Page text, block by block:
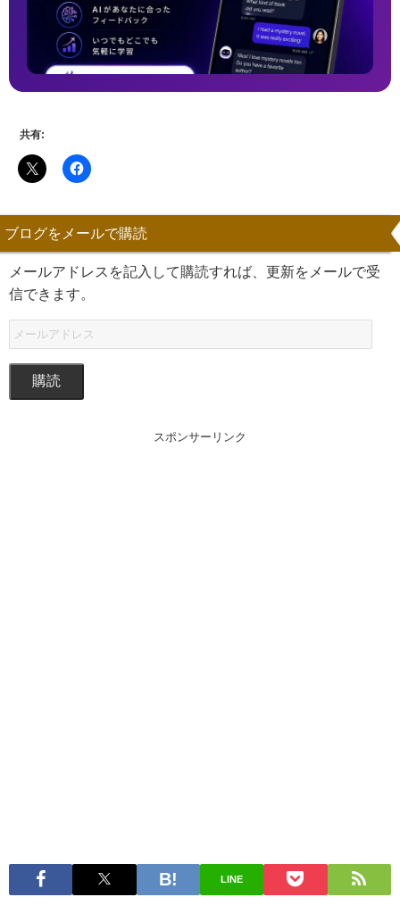
共有:
ブログをメールで購読
メールアドレスを記入して購読すれば、更新をメールで受
信できます。
購読
スポンサーリンク
LINE